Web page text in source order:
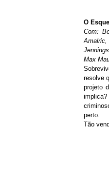
O
Com:
Max
resolve
projeto
perto.
Tão